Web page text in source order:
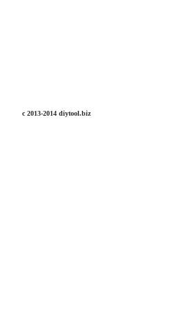
c 2013-2014 diytool.biz